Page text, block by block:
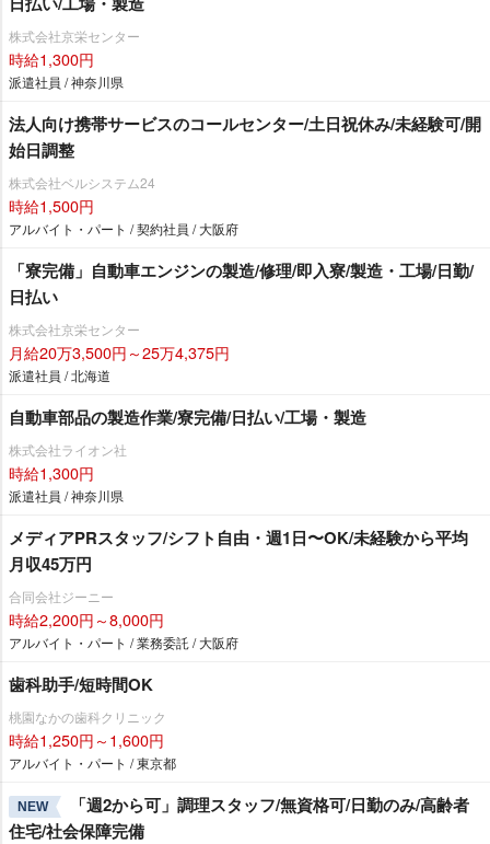
株式会社京栄センター
時給1,300円
派遣社員 / 神奈川県
法人向け携帯サービスのコールセンター/土日祝休み/未経験可/開
始日調整
株式会社ベルシステム24
時給1,500円
アルバイト・パート / 契約社員 / 大阪府
「寮完備」自動車エンジンの製造/修理/即入寮/製造・工場/日勤/
日払い
株式会社京栄センター
月給20万3,500円～25万4,375円
派遣社員 / 北海道
自動車部品の製造作業/寮完備/日払い/工場・製造
株式会社ライオン社
時給1,300円
派遣社員 / 神奈川県
メディアPRスタッフ/シフト自由・週1日〜OK/未経験から平均
月収45万円
合同会社ジーニー
時給2,200円～8,000円
アルバイト・パート / 業務委託 / 大阪府
歯科助手/短時間OK
桃園なかの歯科クリニック
時給1,250円～1,600円
アルバイト・パート / 東京都
NEW
「週2から可」調理スタッフ/無資格可/日勤のみ/高齢者
住宅/社会保障完備